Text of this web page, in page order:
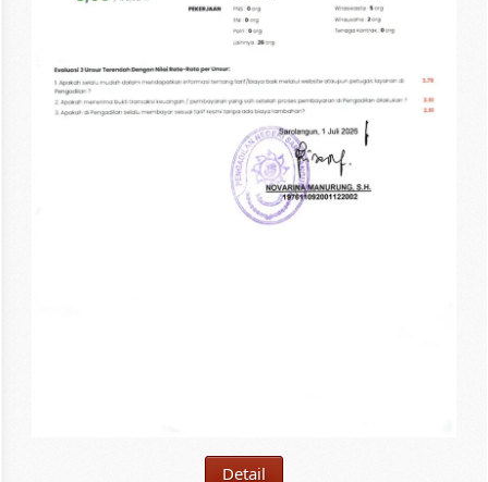
Detail